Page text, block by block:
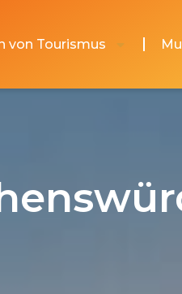
von Tourismus